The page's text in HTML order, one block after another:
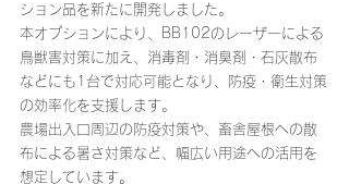
ション品を新たに開発しました。
本オプションにより、BB102のレーザーによる
鳥獣害対策に加え、消毒剤・消臭剤・石灰散布
などにも1台で対応可能となり、防疫・衛生対策
の効率化を支援します。
農場出入口周辺の防疫対策や、畜舎屋根への散
布による暑さ対策など、幅広い用途への活用を
想定しています。